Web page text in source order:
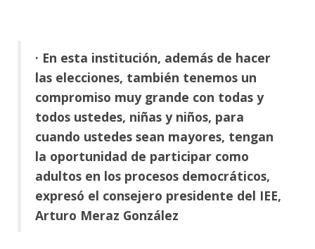
· En esta institución, además de hacer
las elecciones, también tenemos un
compromiso muy grande con todas y
todos ustedes, niñas y niños, para
cuando ustedes sean mayores, tengan
la oportunidad de participar como
adultos en los procesos democráticos,
expresó el consejero presidente del IEE,
Arturo Meraz González